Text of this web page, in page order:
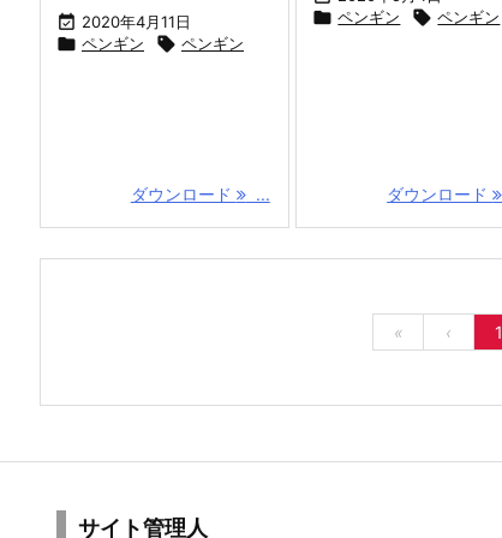
 2020年4月11日
 ペンギン  ペンギン
ダウンロード ...
 ペンギン  ペンギン
ダウンロード
« ‹ 1
サイト管理人